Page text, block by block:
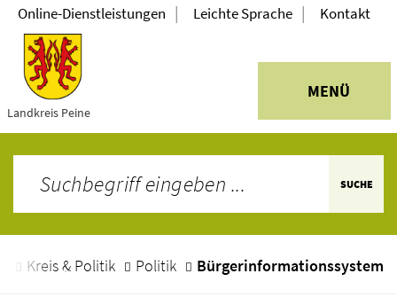
Landkreis Peine
MENÜ
Online-Dienstleistungen | Leichte Sprache | Kontakt
SUCHE
Kreis & Politik Politik Bürgerinformationssystem